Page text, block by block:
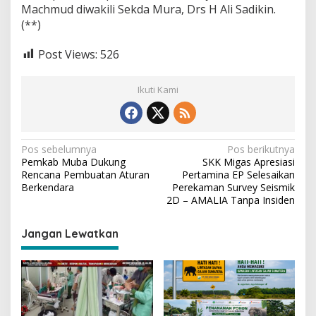
Machmud diwakili Sekda Mura, Drs H Ali Sadikin.
(**)
Post Views: 526
Ikuti Kami
N
a
v
g
a
s
i
p
Pos sebelumnya
Pemkab Muba Dukung
Rencana Pembuatan Aturan
Berkendara
Pos berikutnya
SKK Migas Apresiasi
Pertamina EP Selesaikan
Perekaman Survey Seismik
2D – AMALIA Tanpa Insiden
Jangan Lewatkan